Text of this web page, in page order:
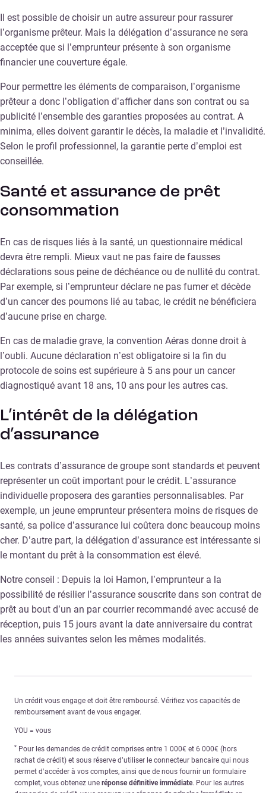
Il est possible de choisir un autre assureur pour rassurer
l’organisme prêteur. Mais la délégation d’assurance ne sera
acceptée que si l’emprunteur présente à son organisme
financier une couverture égale.
Pour permettre les éléments de comparaison, l’organisme
prêteur a donc l’obligation d’afficher dans son contrat ou sa
publicité l’ensemble des garanties proposées au contrat. A
minima, elles doivent garantir le décès, la maladie et l’invalidité.
Selon le profil professionnel, la garantie perte d’emploi est
conseillée.
Santé et assurance de prêt
consommation
En cas de risques liés à la santé, un questionnaire médical
devra être rempli. Mieux vaut ne pas faire de fausses
déclarations sous peine de déchéance ou de nullité du contrat.
Par exemple, si l’emprunteur déclare ne pas fumer et décède
d’un cancer des poumons lié au tabac, le crédit ne bénéficiera
d’aucune prise en charge.
En cas de maladie grave, la convention Aéras donne droit à
l’oubli. Aucune déclaration n’est obligatoire si la fin du
protocole de soins est supérieure à 5 ans pour un cancer
diagnostiqué avant 18 ans, 10 ans pour les autres cas.
L’intérêt de la délégation
d’assurance
Les contrats d’assurance de groupe sont standards et peuvent
représenter un coût important pour le crédit. L’assurance
individuelle proposera des garanties personnalisables. Par
exemple, un jeune emprunteur présentera moins de risques de
santé, sa police d’assurance lui coûtera donc beaucoup moins
cher. D’autre part, la délégation d’assurance est intéressante si
le montant du prêt à la consommation est élevé.
Notre conseil : Depuis la loi Hamon, l’emprunteur a la
possibilité de résilier l’assurance souscrite dans son contrat de
prêt au bout d’un an par courrier recommandé avec accusé de
réception, puis 15 jours avant la date anniversaire du contrat
les années suivantes selon les mêmes modalités.
Un crédit vous engage et doit être remboursé. Vérifiez vos capacités de
remboursement avant de vous engager.
YOU = vous
* Pour les demandes de crédit comprises entre 1 000€ et 6 000€ (hors
rachat de crédit) et sous réserve d’utiliser le connecteur bancaire qui nous
permet d’accéder à vos comptes, ainsi que de nous fournir un formulaire
complet, vous obtenez une réponse définitive immédiate. Pour les autres